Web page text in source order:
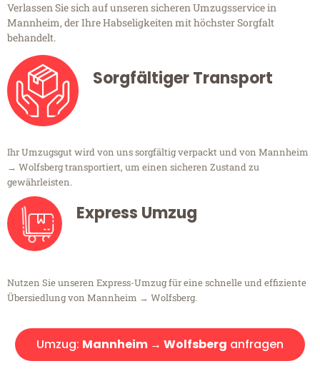
Verlassen Sie sich auf unseren sicheren Umzugsservice in
Mannheim, der Ihre Habseligkeiten mit höchster Sorgfalt
behandelt.
Sorgfältiger Transport
Ihr Umzugsgut wird von uns sorgfältig verpackt und von Mannheim
→ Wolfsberg transportiert, um einen sicheren Zustand zu
gewährleisten.
Express Umzug
Nutzen Sie unseren Express-Umzug für eine schnelle und effiziente
Übersiedlung von Mannheim → Wolfsberg.
Umzug: Mannheim → Wolfsberg anfragen